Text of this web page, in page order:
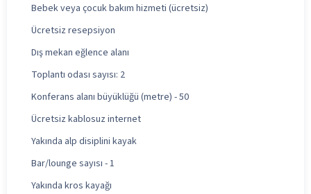
Bebek veya çocuk bakım hizmeti (ücretsiz)
Ücretsiz resepsiyon
Dış mekan eğlence alanı
Toplantı odası sayısı: 2
Konferans alanı büyüklüğü (metre) - 50
Ücretsiz kablosuz internet
Yakında alp disiplini kayak
Bar/lounge sayısı - 1
Yakında kros kayağı